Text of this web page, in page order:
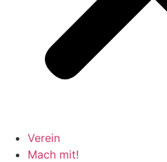
Verein
Mach mit!